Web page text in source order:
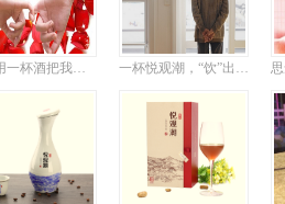
老公用一杯酒把我搞定 一杯悦观潮，“饮”出半世情